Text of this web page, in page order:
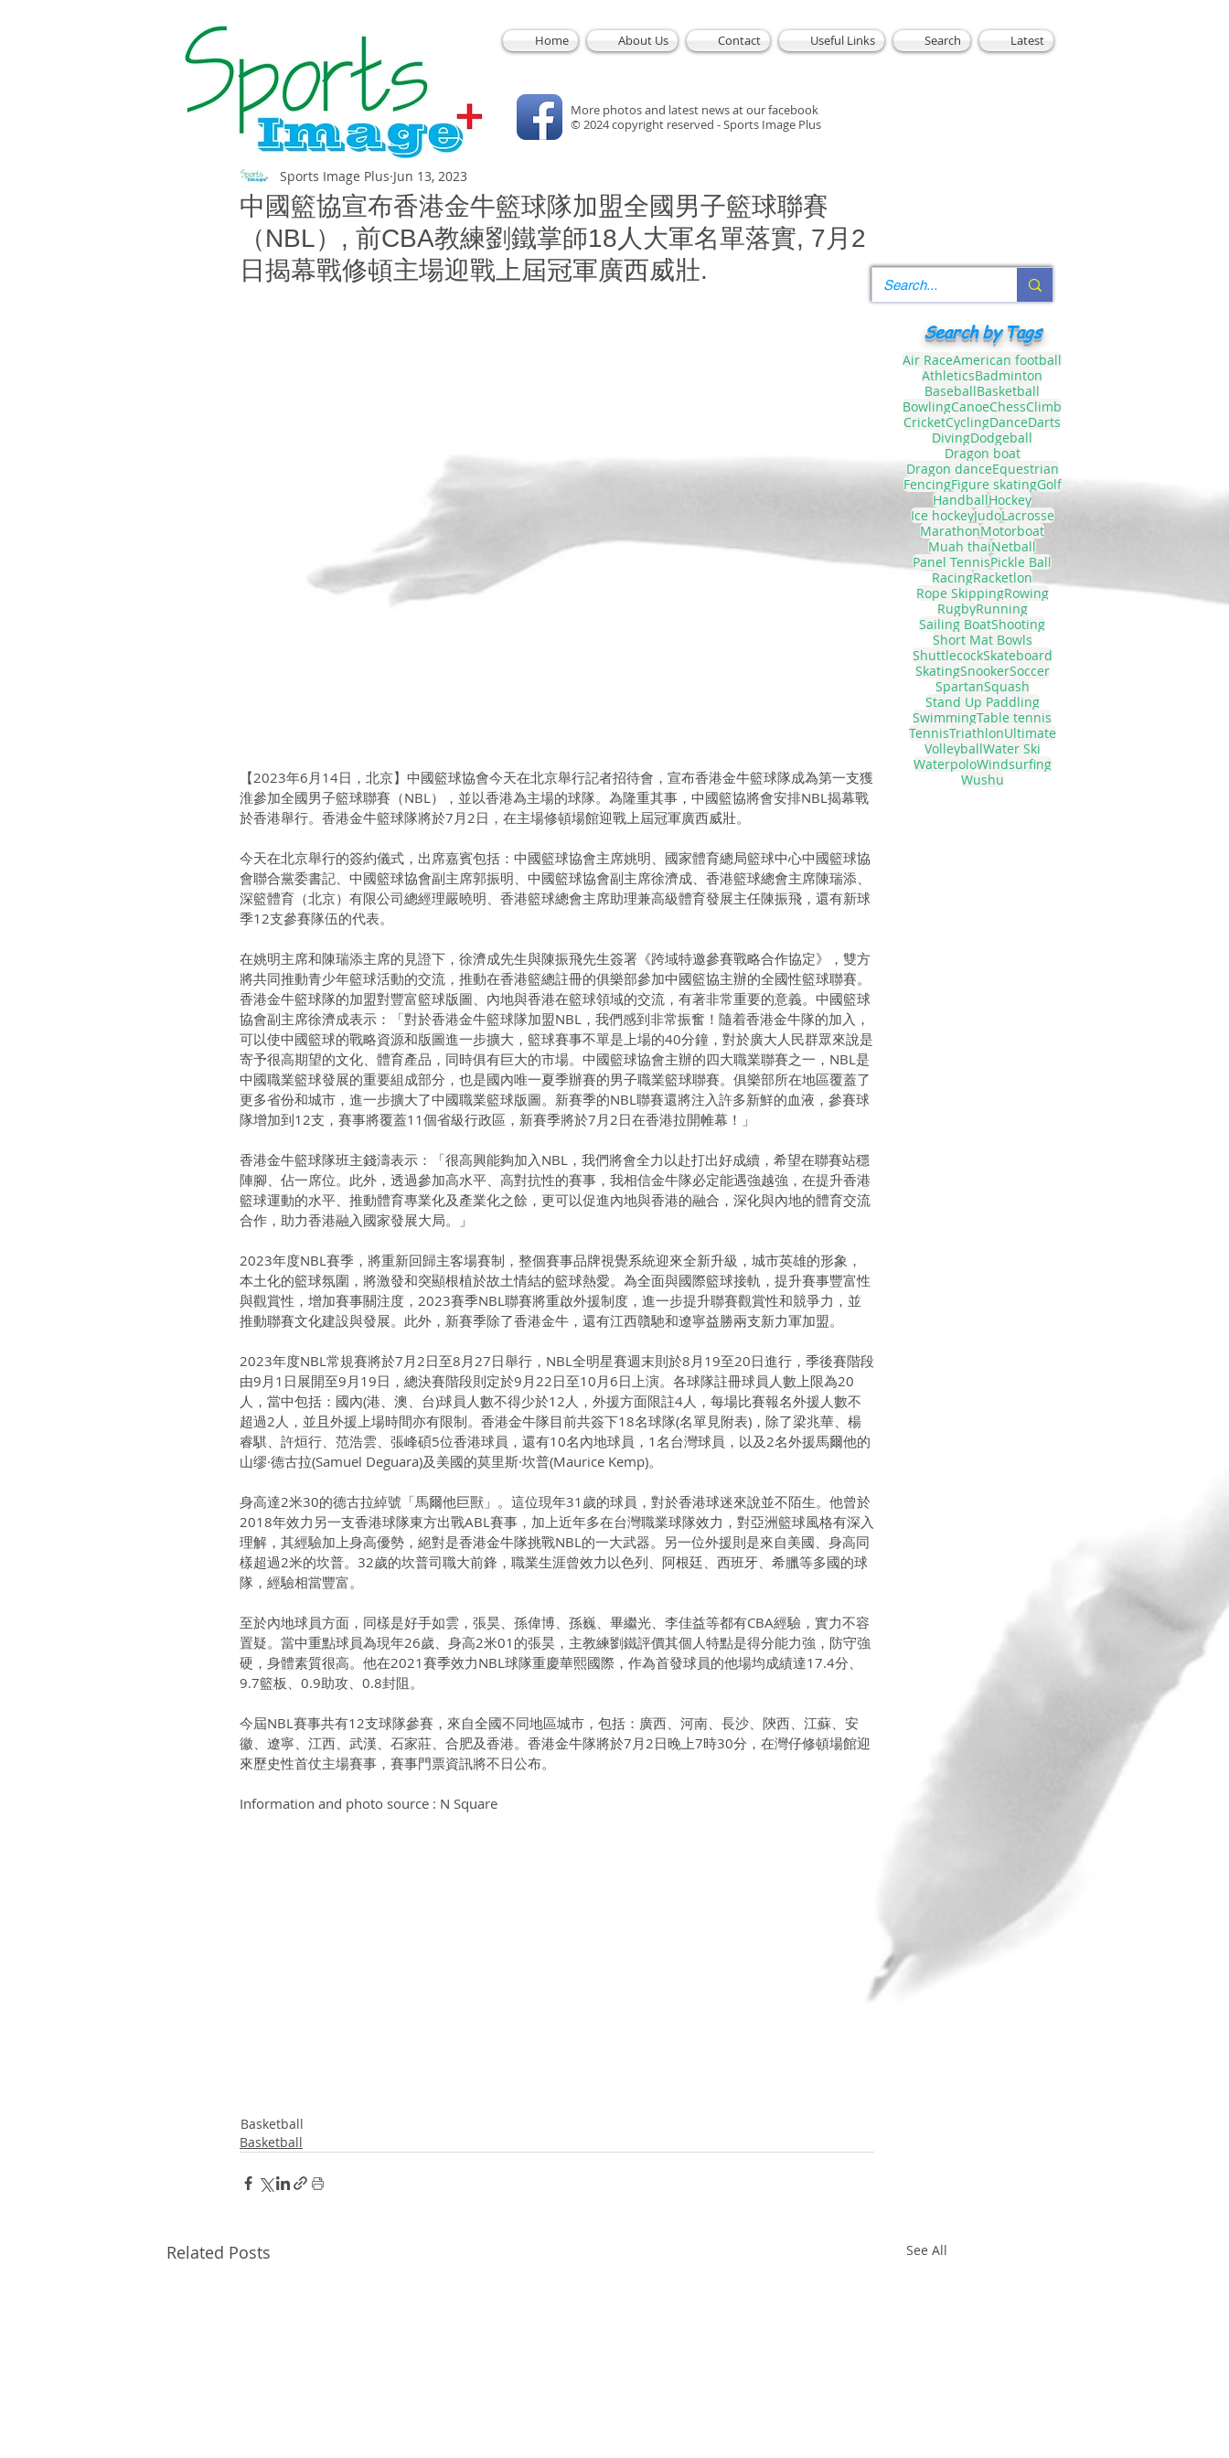
Home About Us Contact Useful Links Search Latest
More photos and latest news at our facebook
© 2024 copyright reserved - Sports Image Plus
Search by Tags
中國籃協宣布香港金牛籃球隊加盟全國男子籃球聯賽
（NBL）, 前CBA教練劉鐵掌師18人大軍名單落實, 7月2
日揭幕戰修頓主場迎戰上屆冠軍廣西威壯.
Sports Image Plus Jun 13, 2023
【2023年6月14日，北京】中國籃球協會今天在北京舉行記者招待會，宣布香港金牛籃球隊成為第一支獲
淮參加全國男子籃球聯賽（NBL），並以香港為主場的球隊。為隆重其事，中國籃協將會安排NBL揭幕戰
於香港舉行。香港金牛籃球隊將於7月2日，在主場修頓場館迎戰上屆冠軍廣西威壯。
今天在北京舉行的簽約儀式，出席嘉賓包括：中國籃球協會主席姚明、國家體育總局籃球中心中國籃球協
會聯合黨委書記、中國籃球協會副主席郭振明、中國籃球協會副主席徐濟成、香港籃球總會主席陳瑞添、
深籃體育（北京）有限公司總經理嚴曉明、香港籃球總會主席助理兼高級體育發展主任陳振飛，還有新球
季12支參賽隊伍的代表。
在姚明主席和陳瑞添主席的見證下，徐濟成先生與陳振飛先生簽署《跨域特邀參賽戰略合作協定》，雙方
將共同推動青少年籃球活動的交流，推動在香港籃總註冊的俱樂部參加中國籃協主辦的全國性籃球聯賽。
香港金牛籃球隊的加盟對豐富籃球版圖、內地與香港在籃球領域的交流，有著非常重要的意義。中國籃球
協會副主席徐濟成表示：「對於香港金牛籃球隊加盟NBL，我們感到非常振奮！隨着香港金牛隊的加入，
可以使中國籃球的戰略資源和版圖進一步擴大，籃球賽事不單是上場的40分鐘，對於廣大人民群眾來說是
寄予很高期望的文化、體育產品，同時俱有巨大的市場。中國籃球協會主辦的四大職業聯賽之一，NBL是
中國職業籃球發展的重要組成部分，也是國內唯一夏季辦賽的男子職業籃球聯賽。俱樂部所在地區覆蓋了
更多省份和城市，進一步擴大了中國職業籃球版圖。新賽季的NBL聯賽還將注入許多新鮮的血液，參賽球
隊增加到12支，賽事將覆蓋11個省級行政區，新賽季將於7月2日在香港拉開帷幕！」
香港金牛籃球隊班主錢濤表示：「很高興能夠加入NBL，我們將會全力以赴打出好成續，希望在聯賽站穩
陣腳、佔一席位。此外，透過參加高水平、高對抗性的賽事，我相信金牛隊必定能遇強越強，在提升香港
籃球運動的水平、推動體育專業化及產業化之餘，更可以促進內地與香港的融合，深化與內地的體育交流
合作，助力香港融入國家發展大局。」
2023年度NBL賽季，將重新回歸主客場賽制，整個賽事品牌視覺系統迎來全新升級，城市英雄的形象，
本土化的籃球氛圍，將激發和突顯根植於故土情結的籃球熱愛。為全面與國際籃球接軌，提升賽事豐富性
與觀賞性，增加賽事關注度，2023賽季NBL聯賽將重啟外援制度，進一步提升聯賽觀賞性和競爭力，並
推動聯賽文化建設與發展。此外，新賽季除了香港金牛，還有江西贛馳和遼寧益勝兩支新力軍加盟。
2023年度NBL常規賽將於7月2日至8月27日舉行，NBL全明星賽週末則於8月19至20日進行，季後賽階段
由9月1日展開至9月19日，總決賽階段則定於9月22日至10月6日上演。各球隊註冊球員人數上限為20
人，當中包括：國內(港、澳、台)球員人數不得少於12人，外援方面限註4人，每場比賽報名外援人數不
超過2人，並且外援上場時間亦有限制。香港金牛隊目前共簽下18名球隊(名單見附表)，除了梁兆華、楊
睿騏、許烜行、范浩雲、張峰碩5位香港球員，還有10名內地球員，1名台灣球員，以及2名外援馬爾他的
山缪·德古拉(Samuel Deguara)及美國的莫里斯·坎普(Maurice Kemp)。
身高達2米30的德古拉綽號「馬爾他巨獸」。這位現年31歲的球員，對於香港球迷來說並不陌生。他曾於
2018年效力另一支香港球隊東方出戰ABL賽事，加上近年多在台灣職業球隊效力，對亞洲籃球風格有深入
理解，其經驗加上身高優勢，絕對是香港金牛隊挑戰NBL的一大武器。另一位外援則是來自美國、身高同
樣超過2米的坎普。32歲的坎普司職大前鋒，職業生涯曾效力以色列、阿根廷、西班牙、希臘等多國的球
隊，經驗相當豐富。
至於內地球員方面，同樣是好手如雲，張昊、孫偉博、孫巍、畢繼光、李佳益等都有CBA經驗，實力不容
置疑。當中重點球員為現年26歲、身高2米01的張昊，主教練劉鐵評價其個人特點是得分能力強，防守強
硬，身體素質很高。他在2021賽季效力NBL球隊重慶華熙國際，作為首發球員的他場均成績達17.4分、
9.7籃板、0.9助攻、0.8封阻。
今屆NBL賽事共有12支球隊參賽，來自全國不同地區城市，包括：廣西、河南、長沙、陝西、江蘇、安
徽、遼寧、江西、武漢、石家莊、合肥及香港。香港金牛隊將於7月2日晚上7時30分，在灣仔修頓場館迎
來歷史性首仗主場賽事，賽事門票資訊將不日公布。
Information and photo source : N Square
Basketball
Basketball
Related Posts See All
Air RaceAmerican football
AthleticsBadminton
BaseballBasketball
BowlingCanoeChessClimb
CricketCyclingDanceDarts
DivingDodgeball
Dragon boat
Dragon danceEquestrian
FencingFigure skatingGolf
HandballHockey
Ice hockeyJudoLacrosse
MarathonMotorboat
Muah thaiNetball
Panel TennisPickle Ball
RacingRacketlon
Rope SkippingRowing
RugbyRunning
Sailing BoatShooting
Short Mat Bowls
ShuttlecockSkateboard
SkatingSnookerSoccer
SpartanSquash
Stand Up Paddling
SwimmingTable tennis
TennisTriathlonUltimate
VolleyballWater Ski
WaterpoloWindsurfing
Wushu